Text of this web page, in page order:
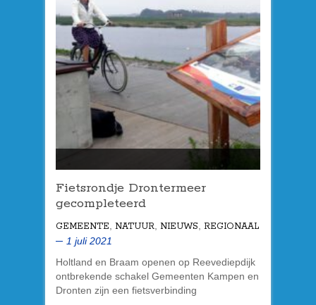
Fietsrondje Drontermeer
gecompleteerd
GEMEENTE, NATUUR, NIEUWS, REGIONAAL
1 juli 2021
Holtland en Braam openen op Reevediepdijk
ontbrekende schakel Gemeenten Kampen en
Dronten zijn een fietsverbinding